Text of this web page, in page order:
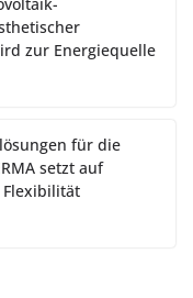
zur Energiequelle
für die
setzt auf